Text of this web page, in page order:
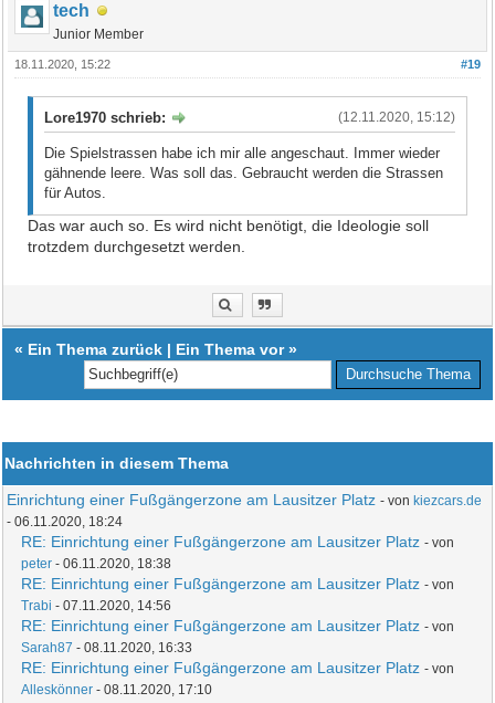
tech
Junior Member
#19
18.11.2020, 15:22
(12.11.2020, 15:12)
Lore1970 schrieb:
Die Spielstrassen habe ich mir alle angeschaut. Immer wieder
gähnende leere. Was soll das. Gebraucht werden die Strassen
für Autos.
Das war auch so. Es wird nicht benötigt, die Ideologie soll
trotzdem durchgesetzt werden.
« Ein Thema zurück | Ein Thema vor»
Nachrichten in diesem Thema
Einrichtung einer Fußgängerzone am Lausitzer Platz - von kiezcars.de
- 06.11.2020, 18:24
RE: Einrichtung einer Fußgängerzone am Lausitzer Platz - von
peter - 06.11.2020, 18:38
RE: Einrichtung einer Fußgängerzone am Lausitzer Platz - von
Trabi - 07.11.2020, 14:56
RE: Einrichtung einer Fußgängerzone am Lausitzer Platz - von
Sarah87 - 08.11.2020, 16:33
RE: Einrichtung einer Fußgängerzone am Lausitzer Platz - von
Alleskönner - 08.11.2020, 17:10